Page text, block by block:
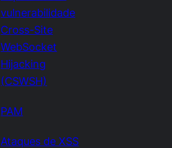
vulnerabilidade
Cross-Site
WebSocket
Hijacking
(CSWSH)
PAM
Ataques de XSS